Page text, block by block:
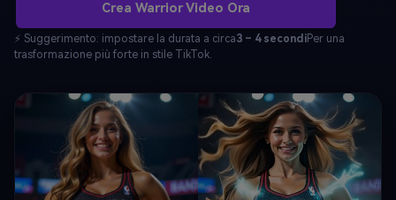
Crea Warrior Video Ora
⚡ Suggerimento: impostare la durata a circa3 – 4 secondiPer una
trasformazione più forte in stile TikTok.